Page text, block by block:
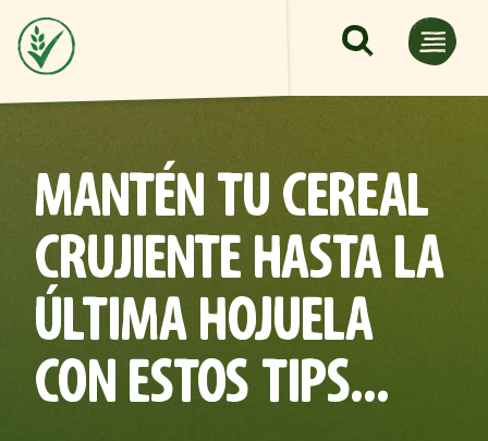
Pasar al contenido principal
MANTÉN TU CEREAL
CRUJIENTE HASTA LA
ÚLTIMA HOJUELA
CON ESTOS TIPS...